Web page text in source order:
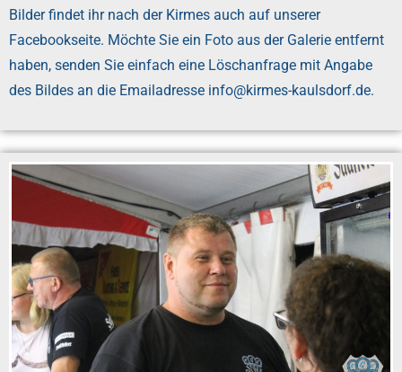
Bilder findet ihr nach der Kirmes auch auf unserer
Facebookseite. Möchte Sie ein Foto aus der Galerie entfernt
haben, senden Sie einfach eine Löschanfrage mit Angabe
des Bildes an die Emailadresse info@kirmes-kaulsdorf.de.